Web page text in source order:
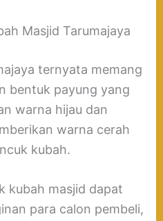
Masjid Tarumajaya
ternyata memang
bentuk payung yang
warna hijau dan
warna cerah
kubah.
kubah masjid dapat
para calon pembeli,